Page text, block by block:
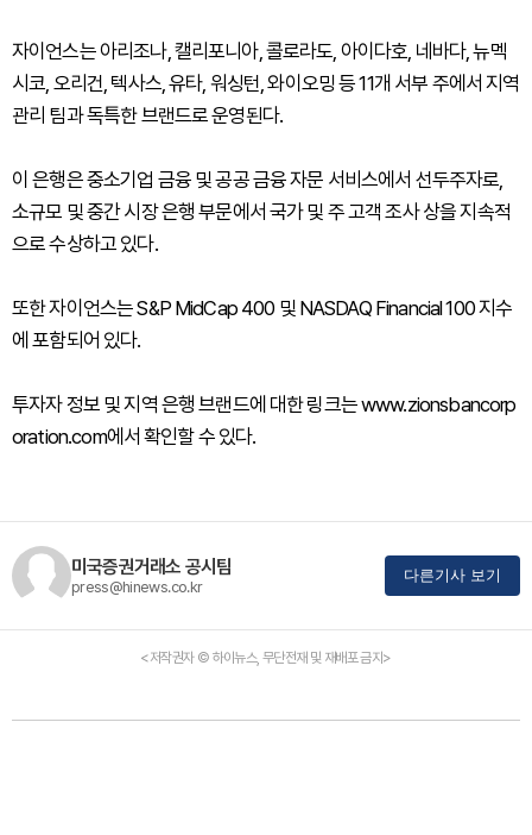
자이언스는 아리조나, 캘리포니아, 콜로라도, 아이다호, 네바다, 뉴멕
시코, 오리건, 텍사스, 유타, 워싱턴, 와이오밍 등 11개 서부 주에서 지역
관리 팀과 독특한 브랜드로 운영된다.
이 은행은 중소기업 금융 및 공공 금융 자문 서비스에서 선두주자로,
소규모 및 중간 시장 은행 부문에서 국가 및 주 고객 조사 상을 지속적
으로 수상하고 있다.
또한 자이언스는 S&P MidCap 400 및 NASDAQ Financial 100 지수
에 포함되어 있다.
투자자 정보 및 지역 은행 브랜드에 대한 링크는 www.zionsbancorp
oration.com에서 확인할 수 있다.
미국증권거래소 공시팀
press@hinews.co.kr
다른기사 보기
<저작권자 © 하이뉴스, 무단전재 및 재배포 금지>